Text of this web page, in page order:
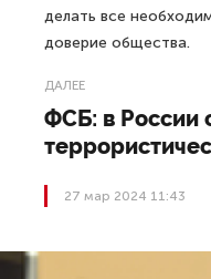
делать все
доверие общества.
ДАЛЕЕ
ФСБ: в России
27 мар 2024 11:43